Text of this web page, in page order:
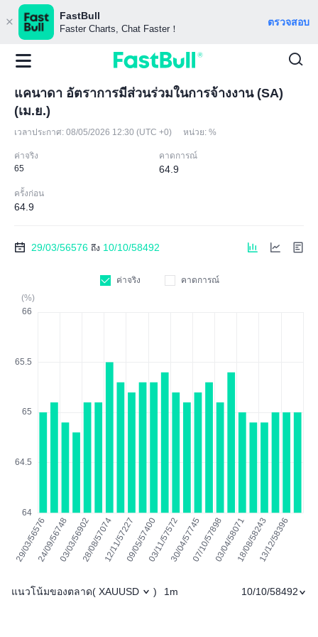
FastBull
Faster Charts, Chat Faster！
ตรวจสอบ
แคนาดา อัตราการมีส่วนร่วมในการจ้างงาน (SA)
(เม.ย.)
เวลาประกาศ: 08/05/2026 12:30 (UTC +0) หน่วย: %
ค่าจริง
65
คาดการณ์
64.9
ครั้งก่อน
64.9
29/03/56576 ถึง 10/10/58492
ค่าจริง
คาดการณ์
(%)
แนวโน้มของตลาด( XAUUSD ) 1m 10/10/58492